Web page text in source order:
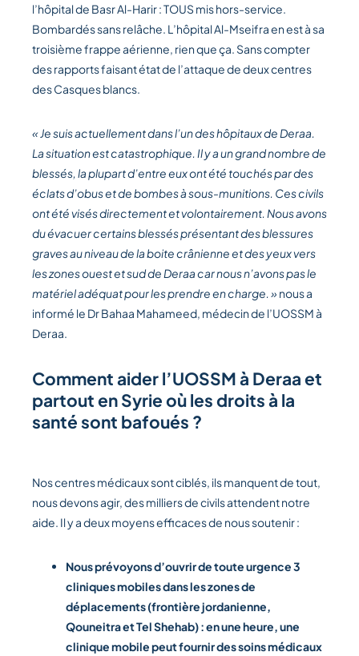
l’hôpital de Basr Al-Harir : TOUS mis hors-service.
Bombardés sans relâche. L’hôpital Al-Mseifra en est à sa
troisième frappe aérienne, rien que ça. Sans compter
des rapports faisant état de l’attaque de deux centres
des Casques blancs.
« Je suis actuellement dans l’un des hôpitaux de Deraa.
La situation est catastrophique. Il y a un grand nombre de
blessés, la plupart d’entre eux ont été touchés par des
éclats d’obus et de bombes à sous-munitions. Ces civils
ont été visés directement et volontairement. Nous avons
du évacuer certains blessés présentant des blessures
graves au niveau de la boite crânienne et des yeux vers
les zones ouest et sud de Deraa car nous n’avons pas le
matériel adéquat pour les prendre en charge. » nousa
informé le Dr Bahaa Mahameed, médecin de l’UOSSM à
Deraa.
Comment aider l’UOSSM à Deraa et
partout en Syrie où les droits à la
santé sont bafoués ?
Nos centres médicaux sont ciblés, ils manquent de tout,
nous devons agir, des milliers de civils attendent notre
aide. Il y a deux moyens efficaces de nous soutenir :
Nous prévoyons d’ouvrir de toute urgence 3
cliniques mobiles dans les zones de
déplacements (frontière jordanienne,
Qouneitra et Tel Shehab) :en une heure, une
clinique mobile peut fournir des soins médicaux